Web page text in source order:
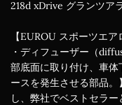
218d xDrive グランツア
【EUROU スポーツエア
・ディフューザー（
部底面に取り付け、車
ースを発生させる部品
し、弊社でベストセラ